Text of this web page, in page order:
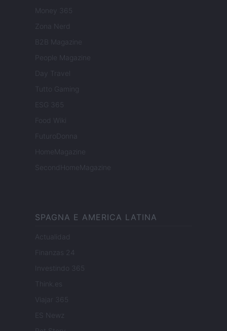
Money 365
Zona Nerd
B2B Magazine
People Magazine
Day Travel
Tutto Gaming
ESG 365
Food Wiki
FuturoDonna
HomeMagazine
SecondHomeMagazine
SPAGNA E AMERICA LATINA
Actualidad
Finanzas 24
Investindo 365
Think.es
Viajar 365
ES Newz